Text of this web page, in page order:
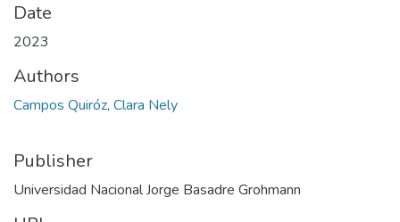
Date
2023
Authors
Campos Quiróz, Clara Nely
Publisher
Universidad Nacional Jorge Basadre Grohmann